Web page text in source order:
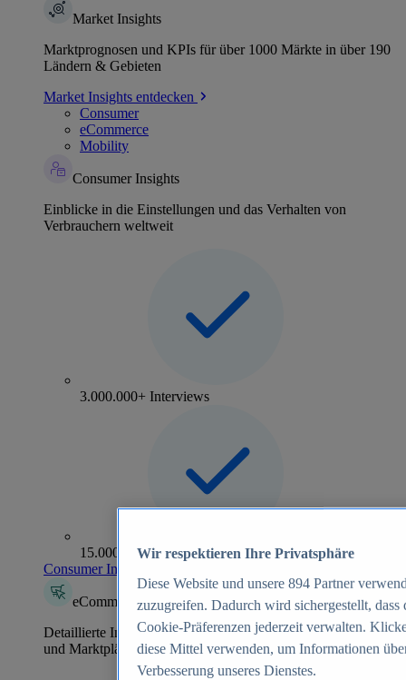
Market Insights
Marktprognosen und KPIs für über 1000 Märkte in über 190
Ländern & Gebieten
Market Insights entdecken
Consumer
eCommerce
Mobility
Consumer Insights
Einblicke in die Einstellungen und das Verhalten von
Verbrauchern weltweit
3.000.000+ Interviews
15.000+ Marken
Consumer Insights entdecken
eCommerce Insights
Detaillierte Informationen zu mehr als 39.000 Online-Shops
und Marktplätzen
Wir respektieren Ihre Privatsphäre
Diese Website und unsere 894 Partner
zuzugreifen. Dadurch wird sichergestellt,
Cookie-Präferenzen jederzeit verwalten.
diese Mittel verwenden, um Informationen
Verbesserung unseres Dienstes.